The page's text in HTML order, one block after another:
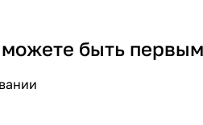
можете быть первым